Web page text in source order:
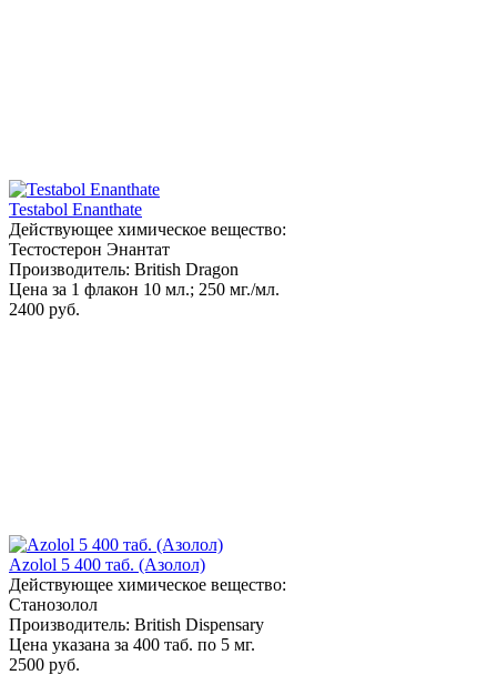
Testabol Enanthate
Действующее химическое вещество:
Тестостерон Энантат
Производитель: British Dragon
Цена за 1 флакон 10 мл.; 250 мг./мл.
2400 руб.
Azolol 5 400 таб. (Азолол)
Действующее химическое вещество:
Станозолол
Производитель: British Dispensary
Цена указана за 400 таб. по 5 мг.
2500 руб.